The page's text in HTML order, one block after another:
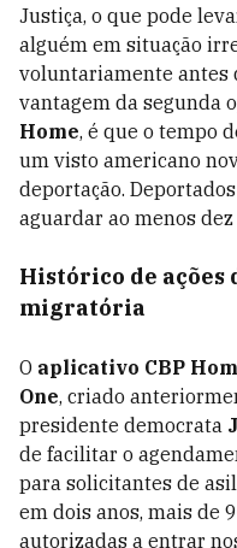
Justiça, o que pode
alguém em situação
voluntariamente antes
vantagem da segunda
Home, é que o tempo
um visto americano
deportação.
aguardar ao menos
Histórico de
migratória
O aplicativo CBP
One, criado
presidente democrata
de facilitar o
para solicitantes de
em dois anos, mais de
autorizadas a entrar